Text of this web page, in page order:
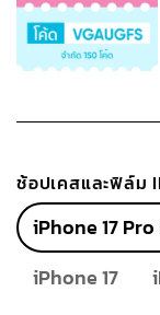
ช้อปเคสและฟิล์ม
iPhone 17
iPhone 17